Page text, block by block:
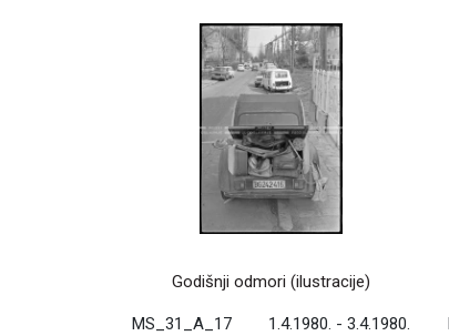
Godišnji odmori (ilustracije)
MS_31_A_17 1.4.1980. - 3.4.1980.